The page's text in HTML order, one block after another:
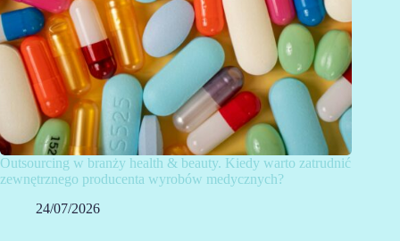
Outsourcing w branży health & beauty. Kiedy warto zatrudnić
zewnętrznego producenta wyrobów medycznych?
24/07/2026